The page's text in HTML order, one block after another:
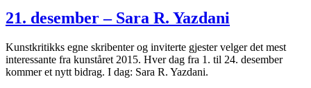
21. desember – Sara R. Yazdani
Kunstkritikks egne skribenter og inviterte gjester velger det mest
interessante fra kunståret 2015. Hver dag fra 1. til 24. desember
kommer et nytt bidrag. I dag: Sara R. Yazdani.